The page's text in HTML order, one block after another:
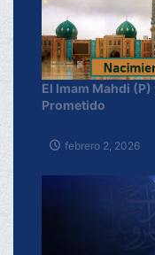
El Imam Mahdi
Prometido
febrero 2, 2026